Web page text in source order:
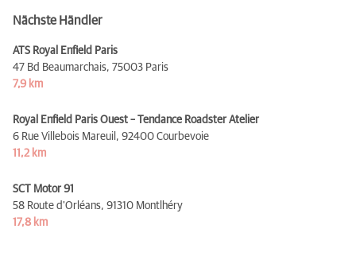
Nächste Händler
ATS Royal Enfield Paris
47 Bd Beaumarchais, 75003 Paris
7,9 km
Royal Enfield Paris Ouest – Tendance Roadster Atelier
6 Rue Villebois Mareuil, 92400 Courbevoie
11,2 km
SCT Motor 91
58 Route d'Orléans, 91310 Montlhéry
17,8 km